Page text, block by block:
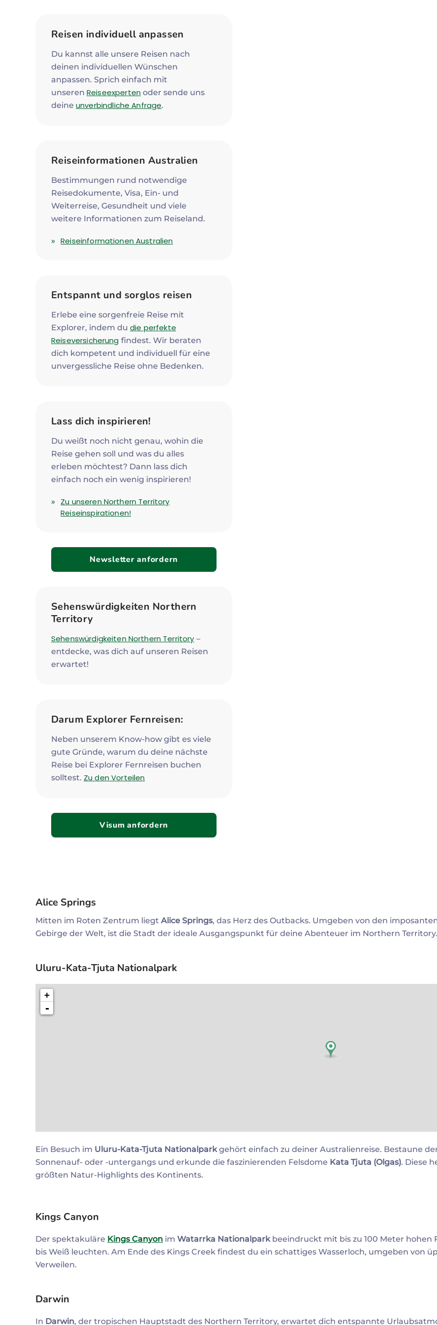
Reisen individuell anpassen
Du kannst alle unsere Reisen nach
deinen individuellen Wünschen
anpassen. Sprich einfach mit
unseren Reiseexpertenoder sende uns
deine unverbindliche Anfrage.
Reiseinformationen Australien
Bestimmungen rund notwendige
Reisedokumente, Visa, Ein- und
Weiterreise, Gesundheit und viele
weitere Informationen zum Reiseland.
Reiseinformationen Australien
Entspannt und sorglos reisen
Erlebe eine sorgenfreie Reise mit
Explorer, indem du die perfekte
Reiseversicherung findest. Wir beraten
dich kompetent und individuell für eine
unvergessliche Reise ohne Bedenken.
Lass dich inspirieren!
Du weißt noch nicht genau, wohin die
Reise gehen soll und was du alles
erleben möchtest? Dann lass dich
einfach noch ein wenig inspirieren!
Zu unseren Northern Territory
Reiseinspirationen!
Newsletter anfordern
Sehenswürdigkeiten Northern
Territory
Sehenswürdigkeiten Northern Territory –
entdecke, was dich auf unseren Reisen
erwartet!
Darum Explorer Fernreisen:
Neben unserem Know-how gibt es viele
gute Gründe, warum du deine nächste
Reise bei Explorer Fernreisen buchen
solltest. Zu den Vorteilen
Visum anfordern
Alice Springs
Mitten im Roten Zentrum liegt Alice Springs, das Herz des Outbacks. Umgeben von den
Gebirge der Welt, ist die Stadt der ideale Ausgangspunkt für deine Abenteuer im Northern Territory.
Uluru-Kata-Tjuta Nationalpark
+
-
Ein Besuch im Uluru-Kata-Tjuta Nationalpark gehört einfach zu deiner Australienreise. Bestaune
Sonnenauf- oder -untergangs und erkunde die faszinierenden Felsdome Kata Tjuta (Olgas). Diese
größten Natur-Highlights des Kontinents.
Kings Canyon
Der spektakuläre Kings Canyon im Watarrka Nationalpark beeindruckt mit bis zu 100 Meter hohen
bis Weiß leuchten. Am Ende des Kings Creek findest du ein schattiges Wasserloch, umgeben von
Verweilen.
Darwin
In Darwin, der tropischen Hauptstadt des Northern Territory, erwartet dich entspannte